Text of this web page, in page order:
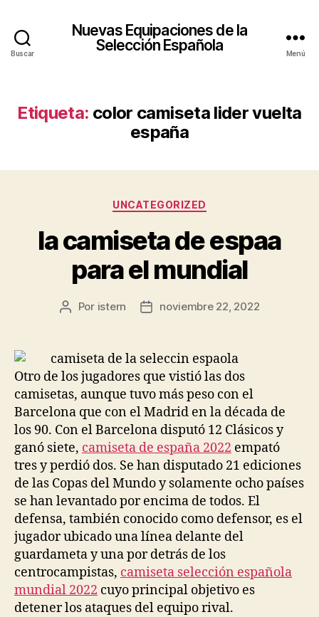
Buscar
Nuevas Equipaciones de la
Selección Española
Menú
Etiqueta: color camiseta lider vuelta
españa
Categorías
UNCATEGORIZED
la camiseta de espaa
para el mundial
Autor
entrada
Por istern
Fecha
entrada
noviembre 22, 2022
Otro de los jugadores que vistió las dos
camisetas, aunque tuvo más peso con el
Barcelona que con el Madrid en la década de
los 90. Con el Barcelona disputó 12 Clásicos y
ganó siete, camiseta de españa 2022 empató
tres y perdió dos. Se han disputado 21 ediciones
de las Copas del Mundo y solamente ocho países
se han levantado por encima de todos. El
defensa, también conocido como defensor, es el
jugador ubicado una línea delante del
guardameta y una por detrás de los
centrocampistas, camiseta selección española
mundial 2022 cuyo principal objetivo es
detener los ataques del equipo rival.